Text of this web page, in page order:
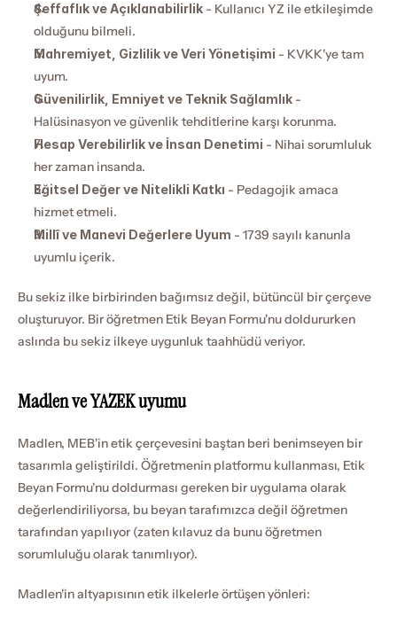
Şeffaflık ve Açıklanabilirlik - Kullanıcı YZ ile etkileşimde
olduğunu bilmeli.
Mahremiyet, Gizlilik ve Veri Yönetişimi - KVKK'ye tam
uyum.
Güvenilirlik, Emniyet ve Teknik Sağlamlık -
Halüsinasyon ve güvenlik tehditlerine karşı korunma.
Hesap Verebilirlik ve İnsan Denetimi - Nihai sorumluluk
her zaman insanda.
Eğitsel Değer ve Nitelikli Katkı - Pedagojik amaca
hizmet etmeli.
Millî ve Manevi Değerlere Uyum - 1739 sayılı kanunla
uyumlu içerik.
Bu sekiz ilke birbirinden bağımsız değil, bütüncül bir çerçeve
oluşturuyor. Bir öğretmen Etik Beyan Formu'nu doldururken
aslında bu sekiz ilkeye uygunluk taahhüdü veriyor.
Madlen ve YAZEK uyumu
Madlen, MEB'in etik çerçevesini baştan beri benimseyen bir
tasarımla geliştirildi. Öğretmenin platformu kullanması, Etik
Beyan Formu'nu doldurması gereken bir uygulama olarak
değerlendiriliyorsa, bu beyan tarafımızca değil öğretmen
tarafından yapılıyor (zaten kılavuz da bunu öğretmen
sorumluluğu olarak tanımlıyor).
Madlen'in altyapısının etik ilkelerle örtüşen yönleri: